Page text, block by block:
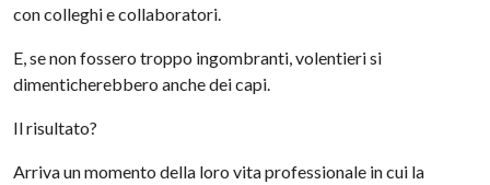
con colleghi e collaboratori.
E, se non fossero troppo ingombranti, volentieri si
dimenticherebbero anche dei capi.
Il risultato?
Arriva un momento della loro vita professionale in cui la